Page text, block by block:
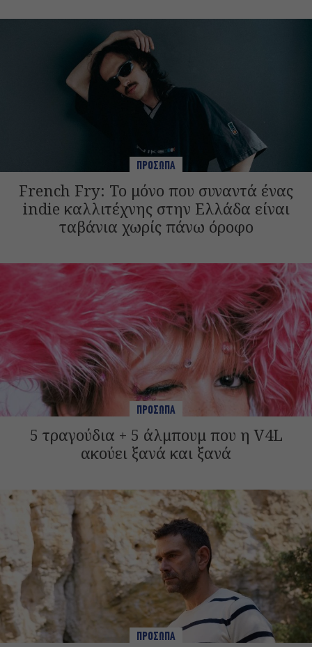
ΠΡΟΣΩΠΑ
French Fry: Το μόνο που συναντά ένας
indie καλλιτέχνης στην Ελλάδα είναι
ταβάνια χωρίς πάνω όροφο
ΠΡΟΣΩΠΑ
5 τραγούδια + 5 άλμπουμ που η V4L
ακούει ξανά και ξανά
ΠΡΟΣΩΠΑ